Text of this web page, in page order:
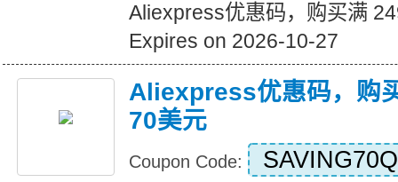
Aliexpress优惠码，购买满
Expires on 2026-10-27
Aliexpress优惠码，购
70美元
Coupon Code: SAVING70Q